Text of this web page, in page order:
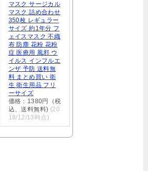
マスク サージカル
マスク 詰め合わせ
350枚 レギュラー
サイズ 約1年分 フ
ェイスマスク 不織
布 防塵 花粉 花粉
症 医療用 風邪 ウ
イルス インフルエ
ンザ 予防 送料無
料 まとめ買い 衛
生 衛生用品 フリ
ーサイズ
価格：1380円（税
込、送料無料) (20
18/12/13時点)